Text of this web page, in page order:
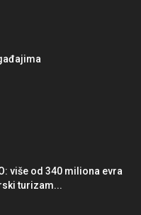
više od 340 miliona evra
turizam...